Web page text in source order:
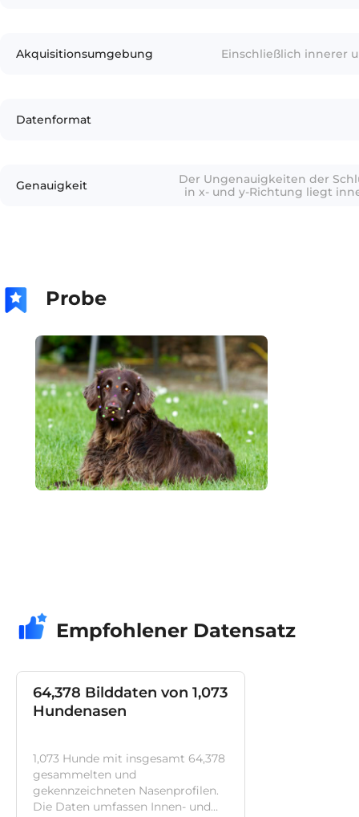
Akquisitionsumgebung Einschließlich innerer
Datenformat
Genauigkeit
Der Ungenauigkeiten der
in x- und y-Richtung liegt
Probe
Empfohlener Datensatz
64,378 Bilddaten von 1,073
Hundenasen
1,073 Hunde mit insgesamt 64,378
gesammelten und
gekennzeichneten Nasenprofilen.
Die Daten umfassen Innen- und